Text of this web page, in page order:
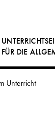
FÜR DIE
Unterricht